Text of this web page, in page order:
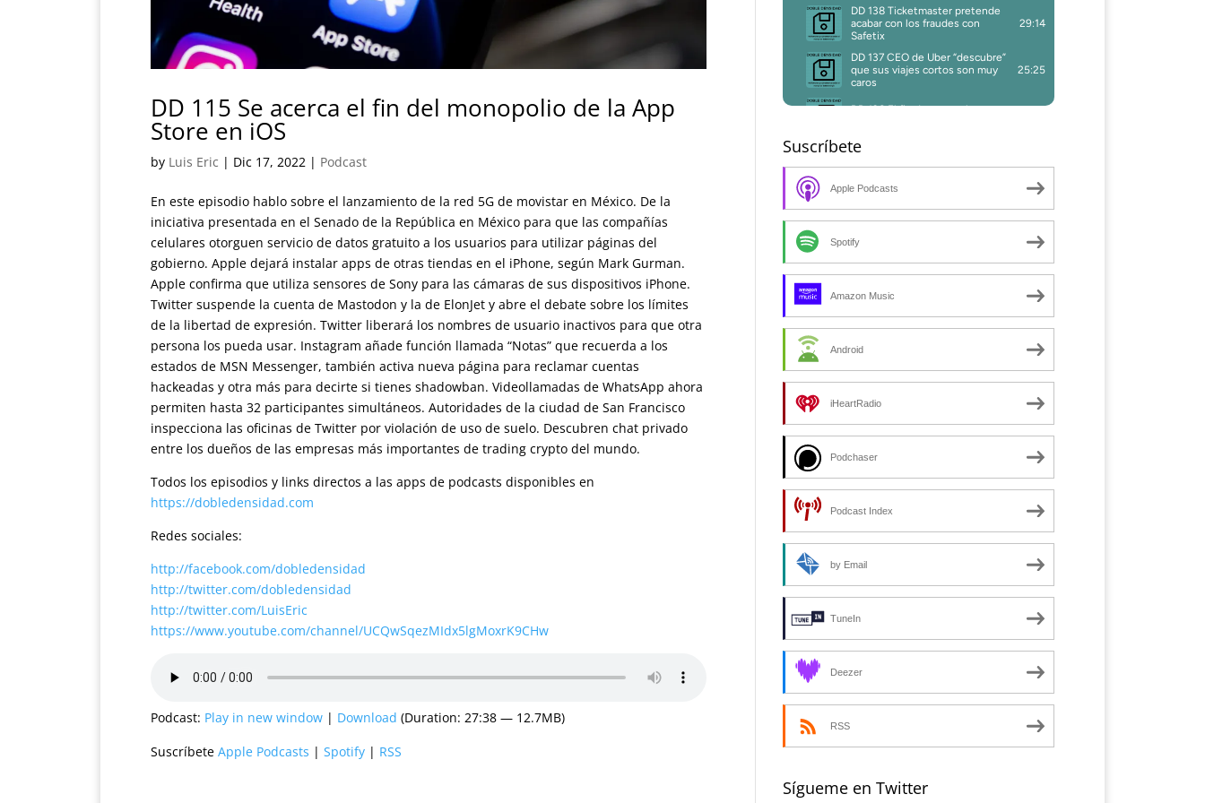
DD 115 Se acerca el fin del monopolio de la App
Store en iOS
by Luis Eric | Dic 17, 2022 | Podcast
En este episodio hablo sobre el lanzamiento de la red 5G de movistar en México. De la
iniciativa presentada en el Senado de la República en México para que las compañías
celulares otorguen servicio de datos gratuito a los usuarios para utilizar páginas del
gobierno. Apple dejará instalar apps de otras tiendas en el iPhone, según Mark Gurman.
Apple confirma que utiliza sensores de Sony para las cámaras de sus dispositivos iPhone.
Twitter suspende la cuenta de Mastodon y la de ElonJet y abre el debate sobre los límites
de la libertad de expresión. Twitter liberará los nombres de usuario inactivos para que otra
persona los pueda usar. Instagram añade función llamada “Notas” que recuerda a los
estados de MSN Messenger, también activa nueva página para reclamar cuentas
hackeadas y otra más para decirte si tienes shadowban. Videollamadas de WhatsApp ahora
permiten hasta 32 participantes simultáneos. Autoridades de la ciudad de San Francisco
inspecciona las oficinas de Twitter por violación de uso de suelo. Descubren chat privado
entre los dueños de las empresas más importantes de trading crypto del mundo.
Todos los episodios y links directos a las apps de podcasts disponibles en
https://dobledensidad.com
Redes sociales:
http://facebook.com/dobledensidad
http://twitter.com/dobledensidad
http://twitter.com/LuisEric
https://www.youtube.com/channel/UCQwSqezMIdx5lgMoxrK9CHw
Podcast: Play in new window | Download (Duration: 27:38 — 12.7MB)
Suscríbete Apple Podcasts | Spotify | RSS
Suscríbete
Apple Podcasts
Spotify
Amazon Music
Android
iHeartRadio
Podchaser
Podcast Index
by Email
TuneIn
Deezer
RSS
Sígueme en Twitter